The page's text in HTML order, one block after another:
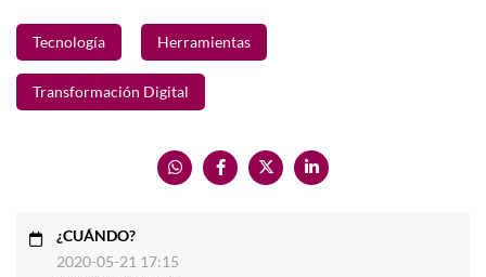
Tecnología Herramientas
Transformación Digital
¿CUÁNDO?
2020-05-21 17:15